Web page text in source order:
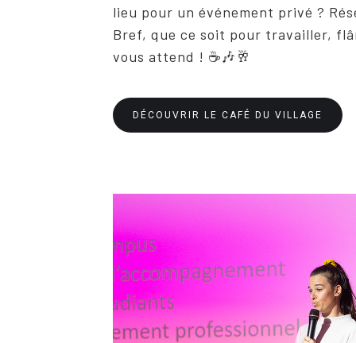
lieu pour un événement privé ?
Bref, que ce soit pour travailler,
vous attend ! ☕🎶🥂
DÉCOUVRIR LE CAFÉ DU VILLAGE